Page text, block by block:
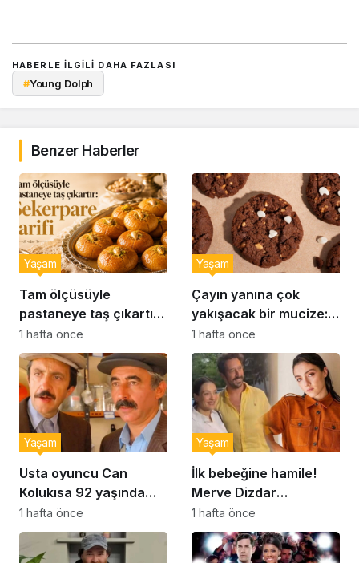
HABERLE ILGILI DAHA FAZLASI
#Young Dolph
Benzer Haberler
Tam ölçüsüyle
pastaneye taş çıkartır:
Şekerpare tarifi
Yaşam
1 hafta önce
Çayın yanına çok
yakışacak bir mucize:
Brownie tadında ıslak
kurabiye tarifi…
Yaşam
1 hafta önce
Usta oyuncu Can
Kolukısa 92 yaşında
hayatını kaybetti
Yaşam
1 hafta önce
İlk bebeğine hamile!
Merve Dizdar
sessizliğini bozdu: ‘İsim
bulmak çok zor’
Yaşam
1 hafta önce